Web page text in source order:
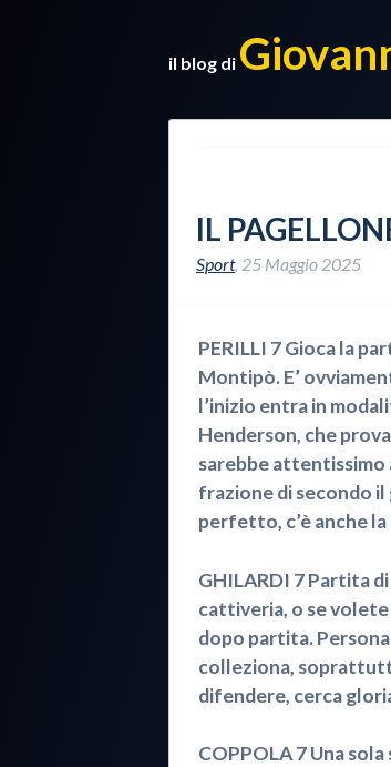
il blog di
IL
Sport, 25 Maggio 2025
PERILLI 7 Gioca la
Montipò. E’
l’inizio entra in
Henderson, che
sarebbe attentissimo
frazione di secondo
perfetto, c’è anche
GHILARDI 7 Partita
cattiveria, o se volete
dopo partita.
colleziona,
difendere, cerca
COPPOLA 7 Una